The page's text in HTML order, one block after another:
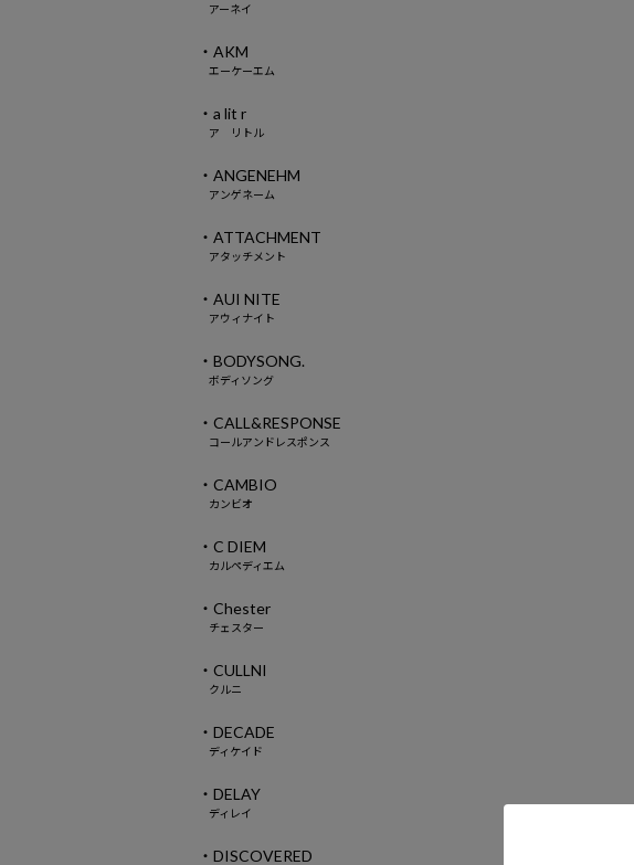
アーネイ
・AKM
エーケーエム
・a lit r
ア リトル
・ANGENEHM
アンゲネーム
・ATTACHMENT
アタッチメント
・AUI NITE
アウィナイト
・BODYSONG.
ボディソング
・CALL&RESPONSE
コールアンドレスポンス
・CAMBIO
カンビオ
・C DIEM
カルペディエム
・Chester
チェスター
・CULLNI
クルニ
・DECADE
ディケイド
・DELAY
ディレイ
・DISCOVERED